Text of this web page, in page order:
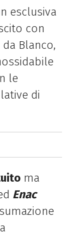
esclusiva
con
Blanco,
le
di
ma
Enac